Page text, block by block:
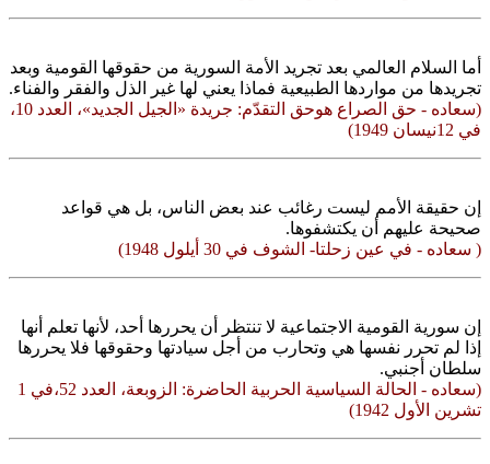
أما السلام العالمي بعد تجريد الأمة السورية من حقوقها القومية وبعد
تجريدها من مواردها الطبيعية فماذا يعني لها غير الذل والفقر والفناء.
(سعاده - حق الصراع هوحق التقدّم: جريدة «الجيل الجديد»، العدد 10،
في 12نيسان 1949)
إن حقيقة الأمم ليست رغائب عند بعض الناس، بل هي قواعد
صحيحة عليهم أن يكتشفوها.
( سعاده - في عين زحلتا- الشوف في 30 أيلول 1948)
إن سورية القومية الاجتماعية لا تنتظر أن يحررها أحد، لأنها تعلم أنها
إذا لم تحرر نفسها هي وتحارب من أجل سيادتها وحقوقها فلا يحررها
سلطان أجنبي.
(سعاده - الحالة السياسية الحربية الحاضرة: الزوبعة، العدد 52،في 1
تشرين الأول 1942)